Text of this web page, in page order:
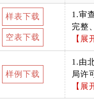
样表下载
空表下载
1.审
完整
2.审
页，
单位
人、
签字
章，
【展
样例下载
1.由
局许
本均
【展